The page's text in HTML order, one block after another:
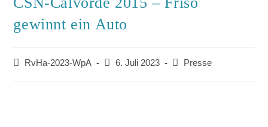
gewinnt ein Auto
RvHa-2023-WpA 6. Juli 2023 Presse